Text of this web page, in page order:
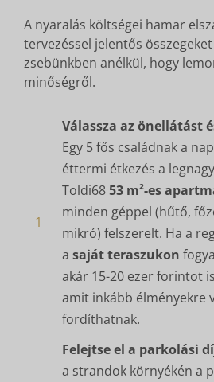
A nyaralás költségei hamar
tervezéssel jelentős
zsebünkben anélkül, hogy
minőségről.
1
Válassza az önellátást
Egy 5 fős családnak a
éttermi étkezés a
Toldi6853 m²-es
minden géppel (hűtő,
mikró) felszerelt. Ha a
asaját teraszukon
akár 15-20 ezer forintot
amit inkább élményekre
fordíthatnak.
Felejtse el a parkolási
a strandok környékén a